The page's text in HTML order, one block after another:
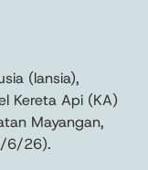
(lansia),
Kereta Api (KA)
Mayangan,
6/26).